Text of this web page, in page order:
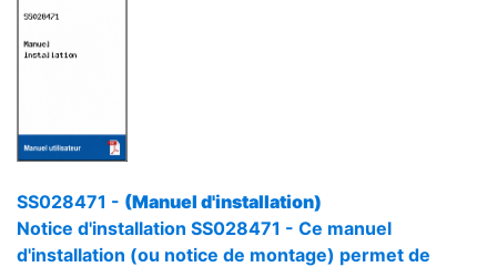
SS028471 - (Manuel d'installation)
Notice d'installation SS028471 - Ce manuel
d'installation (ou notice de montage) permet de